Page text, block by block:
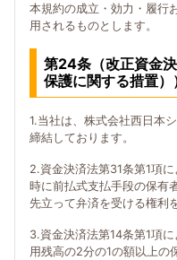
本規約の成立・効力・履行
用されるものとします。
第24条（改正資金
保護に関する措置）
1.当社は、株式会社西日本
締結しております。
2.資金決済法第31条第1項
時に前払式支払手段の保有
先立って弁済を受ける権利
3.資金決済法第14条第1項
用残高の2分の1の額以上の